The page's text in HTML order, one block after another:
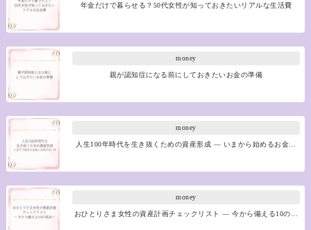
年金だけで暮らせる？50代女性が知っておきたいリアルな生活費
money
親が認知症になる前にしておきたいお金の準備
money
人生100年時代を生き抜くための資産形成 ― いまから始めるお金…
money
おひとりさま女性の資産計画チェックリスト ― 今から備える10の…